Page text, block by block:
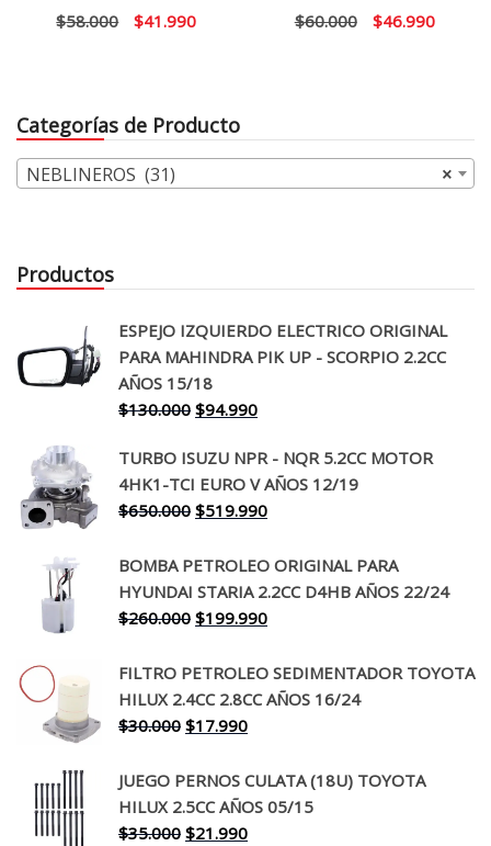
$58.000
El
$58.000.
$41.990El
$41.990.
$60.000
El
$46.990El
Categorías de Producto
×
NEBLINEROS (31)
Productos
ESPEJO IZQUIERDO ELECTRICO ORIGINAL
PARA MAHINDRA PIK UP - SCORPIO 2.2CC
AÑOS 15/18
$130.000 El
original
era:
$130.000.
$94.990El
actual
es:
$94.990.
TURBO ISUZU NPR - NQR 5.2CC MOTOR
4HK1-TCI EURO V AÑOS 12/19
$650.000 El
original
era:
$650.000.
$519.990El
actual
es:
$519.990.
BOMBA PETROLEO ORIGINAL PARA
HYUNDAI STARIA 2.2CC D4HB AÑOS 22/24
$260.000 El
original
era:
$260.000.
$199.990El
actual
es:
FILTRO PETROLEO SEDIMENTADOR TOYOTA
HILUX 2.4CC 2.8CC AÑOS 16/24
$30.000 El
original
era:
$30.000.
$17.990El
actual
es:
$17.990.
JUEGO PERNOS CULATA (18U) TOYOTA
HILUX 2.5CC AÑOS 05/15
$35.000 El
$21.990El